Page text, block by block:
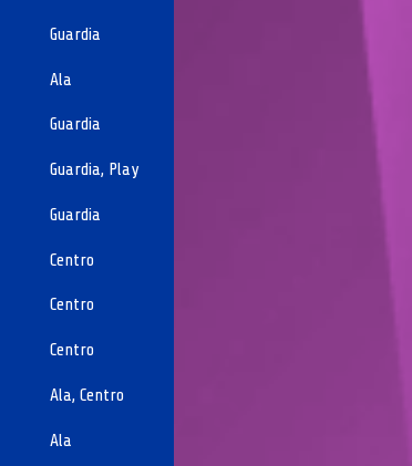
Guardia
Ala
Guardia
Guardia, Play
Guardia
Centro
Centro
Centro
Ala, Centro
Ala